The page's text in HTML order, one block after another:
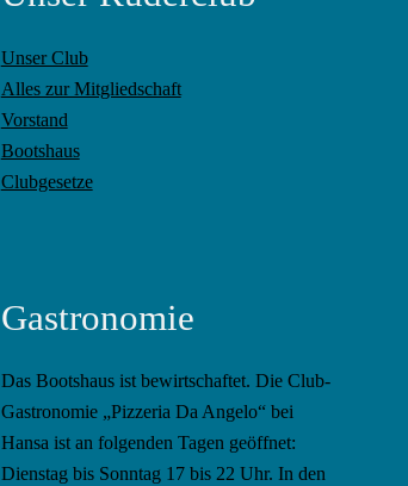
Unser Club
Alles zur Mitgliedschaft
Vorstand
Bootshaus
Clubgesetze
Gastronomie
Das Bootshaus ist bewirtschaftet. Die Club-
Gastronomie „Pizzeria Da Angelo“ bei
Hansa ist an folgenden Tagen geöffnet:
Dienstag bis Sonntag 17 bis 22 Uhr. In den